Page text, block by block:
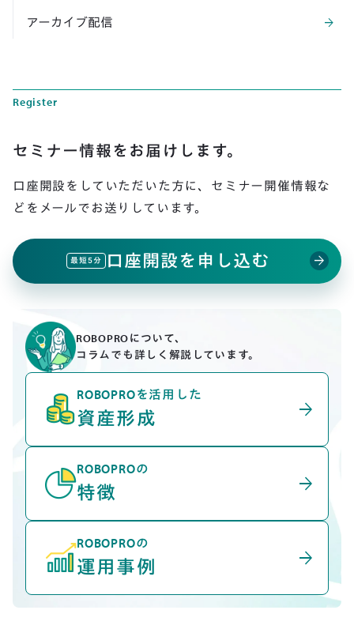
アーカイブ配信 arrow_forward
Register
セミナー情報をお届けします。
口座開設をしていただいた方に、 セミナー開催情報な
どをメールでお送りしています。
最短5分 口座開設を申し込む arrow_forward
ROBOPROについて、
コラムでも詳しく解説しています。
ROBOPROを活用した
資産形成 arrow_forward
ROBOPROの
特徴 arrow_forward
ROBOPROの
運用事例 arrow_forward